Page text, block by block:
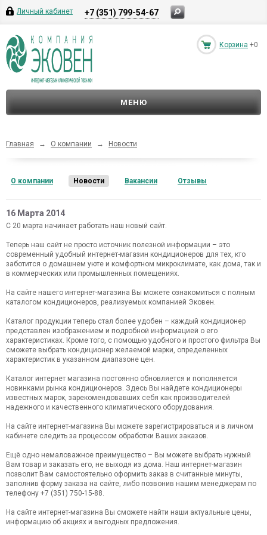
Личный кабинет +7 (351) 799-54-67
Корзина +0
МЕНЮ
Главная → О компании → Новости
О компании Новости Вакансии Отзывы
16 Марта 2014
С 20 марта начинает работать наш новый сайт.
Теперь наш сайт не просто источник полезной информации – это
современный удобный интернет-магазин кондиционеров для тех, кто
заботится о домашнем уюте и комфортном микроклимате, как дома, так и
в коммерческих или промышленных помещениях.
На сайте нашего интернет-магазина Вы можете ознакомиться с полным
каталогом кондиционеров, реализуемых компанией Эковен.
Каталог продукции теперь стал более удобен – каждый кондиционер
представлен изображением и подробной информацией о его
характеристиках. Кроме того, с помощью удобного и простого фильтра Вы
сможете выбрать кондиционер желаемой марки, определенных
характеристик в указанном диапазоне цен.
Каталог интернет магазина постоянно обновляется и пополняется
новинками рынка кондиционеров. Здесь Вы найдете кондиционеры
известных марок, зарекомендовавших себя как производителей
надежного и качественного климатического оборудования.
На сайте интернет-магазина Вы можете зарегистрироваться и в личном
кабинете следить за процессом обработки Ваших заказов.
Ещё одно немаловажное преимущество – Вы можете выбрать нужный
Вам товар и заказать его, не выходя из дома. Наш интернет-магазин
позволит Вам самостоятельно оформить заказ в считанные минуты,
заполнив форму заказа на сайте, либо позвонив нашим менеджерам по
телефону +7 (351) 750-15-88.
На сайте интернет-магазина Вы сможете найти наши актуальные цены,
информацию об акциях и выгодных предложения.